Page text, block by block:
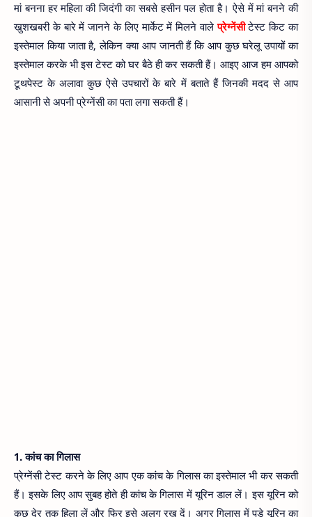
मां बनना हर महिला की जिदंगी का सबसे हसीन पल होता है। ऐसे में मां बनने की
खुशखबरी के बारे में जानने के लिए मार्केट में मिलने वालेप्रेग्नेंसीटेस्ट किट का
इस्तेमाल किया जाता है, लेकिन क्या आप जानती हैं कि आप कुछ घरेलू उपायों का
इस्तेमाल करके भी इस टेस्ट को घर बैठे ही कर सकती हैं। आइए आज हम आपको
टूथपेस्ट के अलावा कुछ ऐसे उपचारों के बारे में बताते हैं जिनकी मदद से आप
आसानी से अपनी प्रेग्नेंसी का पता लगा सकती हैं।
1. कांच का गिलास
प्रेग्नेंसी टेस्ट करने के लिए आप एक कांच के गिलास का इस्तेमाल भी कर सकती
हैं। इसके लिए आप सुबह होते ही कांच के गिलास में यूरिन डाल लें। इस यूरिन को
कुछ देर तक हिला लें और फिर इसे अलग रख दें। अगर गिलास में पड़े यूरिन का